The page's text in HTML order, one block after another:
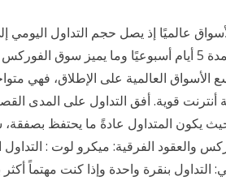
يعمل سوق الفوركس 24 ساعة في اليوم، ولمدة 5 أيام أسبوعيًا وما
الأسواق العالمية على الإطلاق، فهي
قوية. أفق التداول على المدى
يكون المتداول عادةً ما يحتفظ
والعقود الفرقية: ميكرو لوت : التداول
بنقرة واحدة وإذا كنت مهتماً أكثر